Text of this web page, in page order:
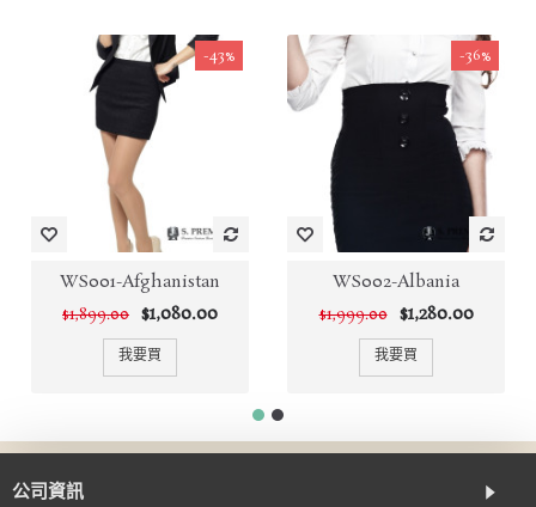
-43%
WS001-Afghanistan
$1,899.00 $1,080.00
我要買
-36%
WS002-Albania
$1,999.00 $1,280.00
我要買
公司資訊